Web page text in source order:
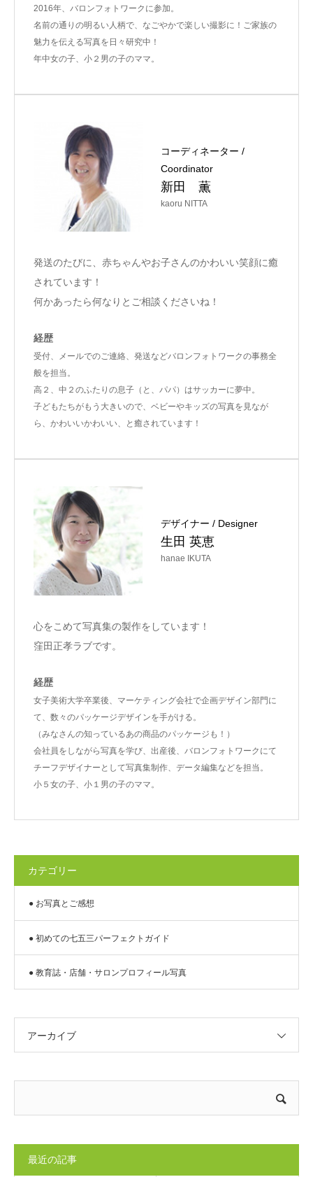
2016年、バロンフォトワークに参加。
名前の通りの明るい人柄で、なごやかで楽しい撮影に！ご家族の
魅力を伝える写真を日々研究中！
年中女の子、小２男の子のママ。
コーディネーター /
Coordinator
新田 薫
kaoru NITTA
発送のたびに、赤ちゃんやお子さんのかわいい笑顔に癒
されています！
何かあったら何なりとご相談くださいね！
経歴
受付、メールでのご連絡、発送などバロンフォトワークの事務全
般を担当。
高２、中２のふたりの息子（と、パパ）はサッカーに夢中。
子どもたちがもう大きいので、ベビーやキッズの写真を見なが
ら、かわいいかわいい、と癒されています！
デザイナー / Designer
生田 英恵
hanae IKUTA
心をこめて写真集の製作をしています！
窪田正孝ラブです。
経歴
女子美術大学卒業後、マーケティング会社で企画デザイン部門に
て、数々のパッケージデザインを手がける。
（みなさんの知っているあの商品のパッケージも！）
会社員をしながら写真を学び、出産後、バロンフォトワークにて
チーフデザイナーとして写真集制作、データ編集などを担当。
小５女の子、小１男の子のママ。
カテゴリー
● お写真とご感想
● 初めての七五三パーフェクトガイド
● 教育誌・店舗・サロンプロフィール写真
アーカイブ
最近の記事